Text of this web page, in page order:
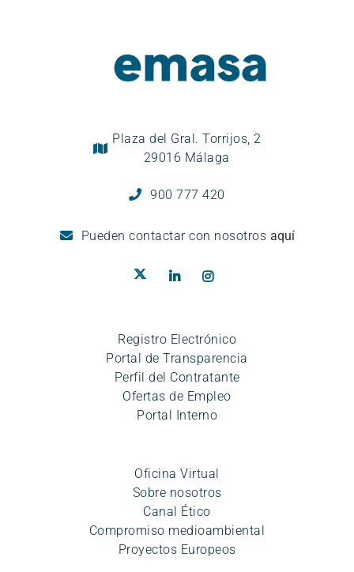
Plaza del Gral. Torrijos, 2
29016 Málaga
900 777 420
Pueden contactar con nosotros aquí
Registro Electrónico
Portal de Transparencia
Perfil del Contratante
Ofertas de Empleo
Portal Interno
Oficina Virtual
Sobre nosotros
Canal Ético
Compromiso medioambiental
Proyectos Europeos